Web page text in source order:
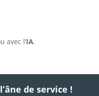
avec l’IA.
de service !